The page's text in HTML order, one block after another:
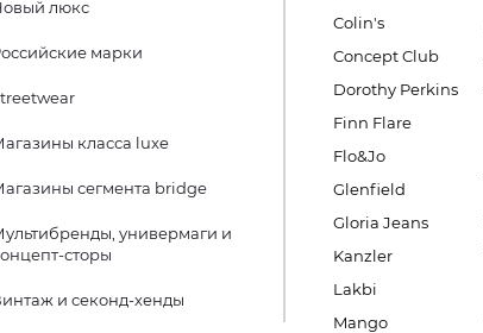
люкс
марки
класса luxe
сегмента bridge
универмаги и
сторы
и секонд-хенды
Colin's
Concept Club
Dorothy Perkins
Finn Flare
Flo&Jo
Glenfield
Gloria Jeans
Kanzler
Lakbi
Mango